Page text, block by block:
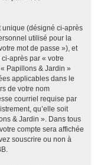
unique (désigné ci-après
utilisé pour la
mot de passe »), et
après par « votre
Papillons & Jardin »
applicables dans le
de votre nom
courriel requise par
qu’elle soit
& Jardin ». Dans tous
compte sera affichée
souscrire ou non à